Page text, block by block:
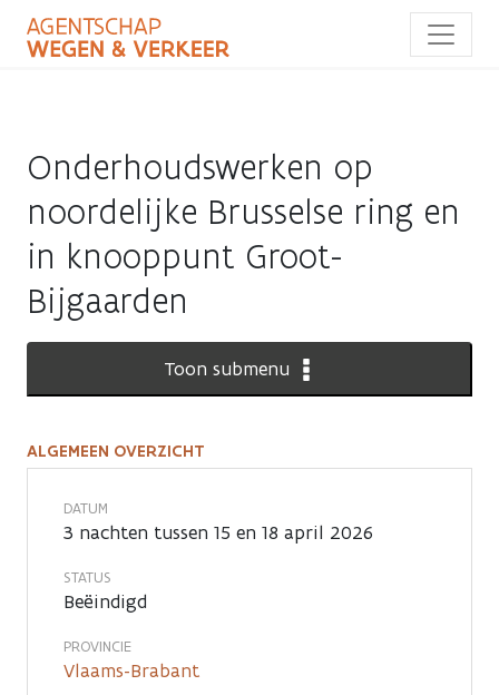
naar
Onderhoudswerken op
noordelijke Brusselse ring en
in knooppunt Groot-
Bijgaarden
Toon submenu
Onderhoudswerken
op
noordelijke
Brusselse
ring
ALGEMEEN OVERZICHT
DATUM
3 nachten tussen 15 en 18 april 2026
STATUS
Beëindigd
PROVINCIE
Vlaams-Brabant